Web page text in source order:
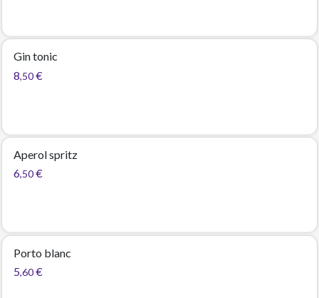
Gin tonic
8,50 €
Aperol spritz
6,50 €
Porto blanc
5,60 €